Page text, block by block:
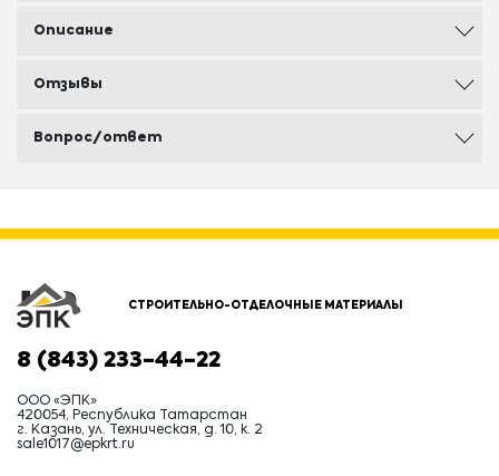
Описание
Отзывы
Вопрос/ответ
СТРОИТЕЛЬНО-ОТДЕЛОЧНЫЕ МАТЕРИАЛЫ
8 (843) 233-44-22
ООО «ЭПК»
420054, Республика Татарстан
г. Казань, ул. Техническая, д. 10, к. 2
sale1017@epkrt.ru